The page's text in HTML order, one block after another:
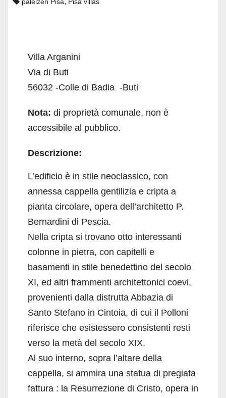
Villa Arganini
Via di Buti
56032 -Colle di Badia -Buti
Nota: di proprietà comunale, non è
accessibile al pubblico.
Descrizione:
L’edificio è in stile neoclassico, con
annessa cappella gentilizia e cripta a
pianta circolare, opera dell’architetto P.
Bernardini di Pescia.
Nella cripta si trovano otto interessanti
colonne in pietra, con capitelli e
basamenti in stile benedettino del secolo
XI, ed altri frammenti architettonici coevi,
provenienti dalla distrutta Abbazia di
Santo Stefano in Cintoia, di cui il Polloni
riferisce che esistessero consistenti resti
verso la metà del secolo XIX.
Al suo interno, sopra l’altare della
cappella, si ammira una statua di pregiata
fattura : la Resurrezione di Cristo, opera in